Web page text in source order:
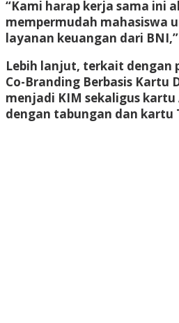
“Kami harap kerja sama ini
mempermudah mahasiswa
layanan keuangan dari
Lebih lanjut, terkait dengan
Co-Branding Berbasis Kartu
menjadi KIM sekaligus
dengan tabungan dan kartu